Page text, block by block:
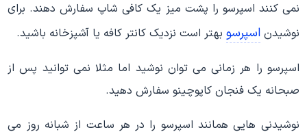
نمی کنند اسپرسو را پشت میز یک کافی شاپ سفارش دهند. برای
نوشیدناسپرسو بهتر است نزدیک کانتر کافه یا آشپزخانه باشید.
اسپرسو را هر زمانی می توان نوشید اما مثلا نمی توانید پس از
صبحانه یک فنجان کاپوچینو سفارش دهید.
نوشیدنی هایی همانند اسپرسو را در هر ساعت از شبانه روز می